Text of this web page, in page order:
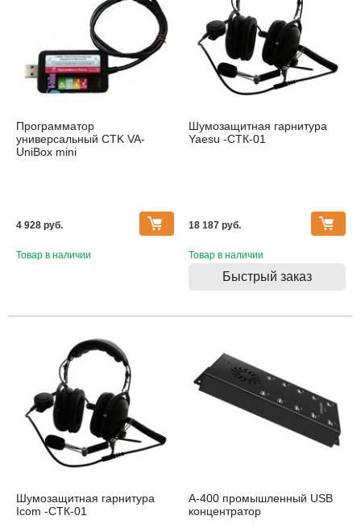
Программатор
универсальный CTK VA-
UniBox mini
4 928 pуб.
Товар в наличии
Шумозащитная гарнитура
Yaesu -СТК-01
18 187 pуб.
Товар в наличии
Быстрый заказ
Шумозащитная гарнитура
Icom -СТК-01
A-400 промышленный USB
концентратор